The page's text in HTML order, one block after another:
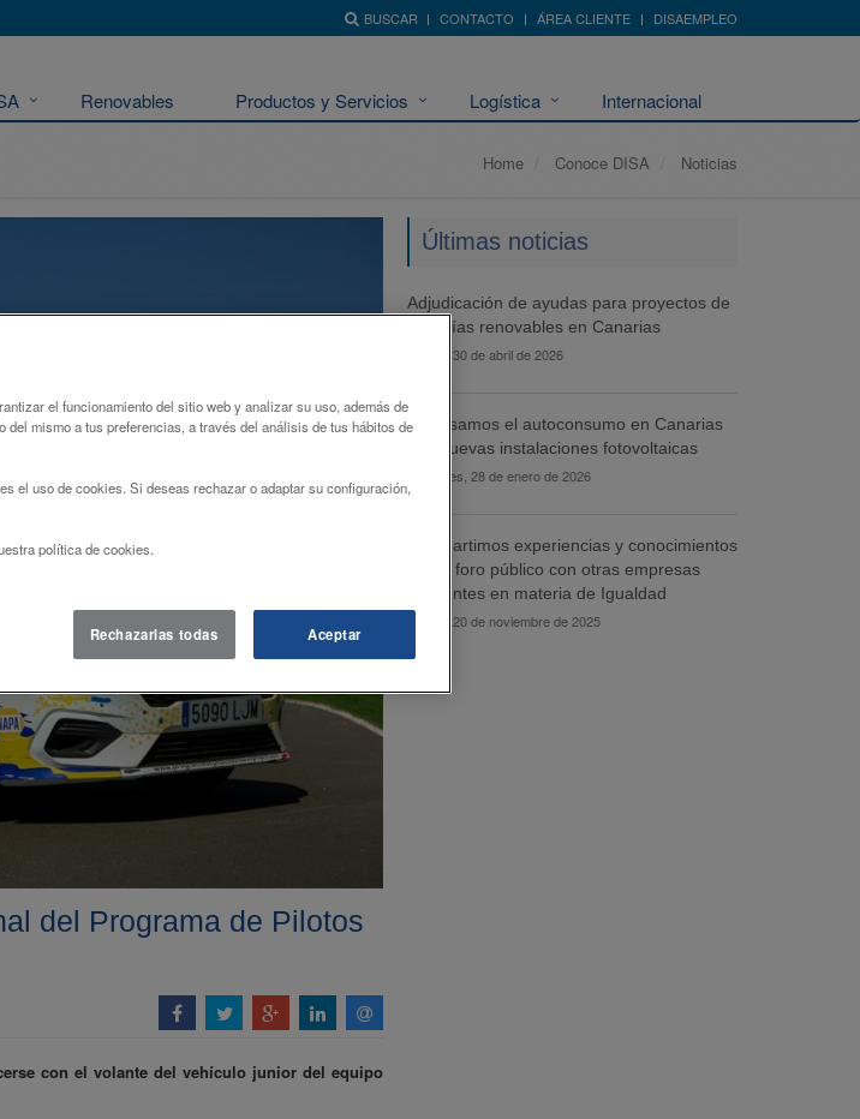
BUSCAR CONTACTO ÁREA CLIENTE DISAEMPLEO
Renovables Productos y Servicios Logística Internacional
Home Conoce DISA Noticias
del Programa de Pilotos
con el volante del vehículo junior del equipo
Últimas noticias
Adjudicación de ayudas para proyectos de
energías renovables en Canarias
jueves, 30 de abril de 2026
Impulsamos el autoconsumo en Canarias
con nuevas instalaciones fotovoltaicas
miércoles, 28 de enero de 2026
Compartimos experiencias y conocimientos
en un foro público con otras empresas
referentes en materia de Igualdad
jueves, 20 de noviembre de 2025
el funcionamiento del sitio web y analizar su uso, además de
del mismo a tus preferencias, a través del análisis de tus hábitos de
el uso de cookies. Si deseas rechazar o adaptar su configuración,
política de cookies.
Rechazarlas todas Aceptar